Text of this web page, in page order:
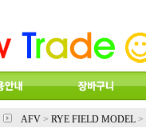
AFV > RYE FIELD MODEL >